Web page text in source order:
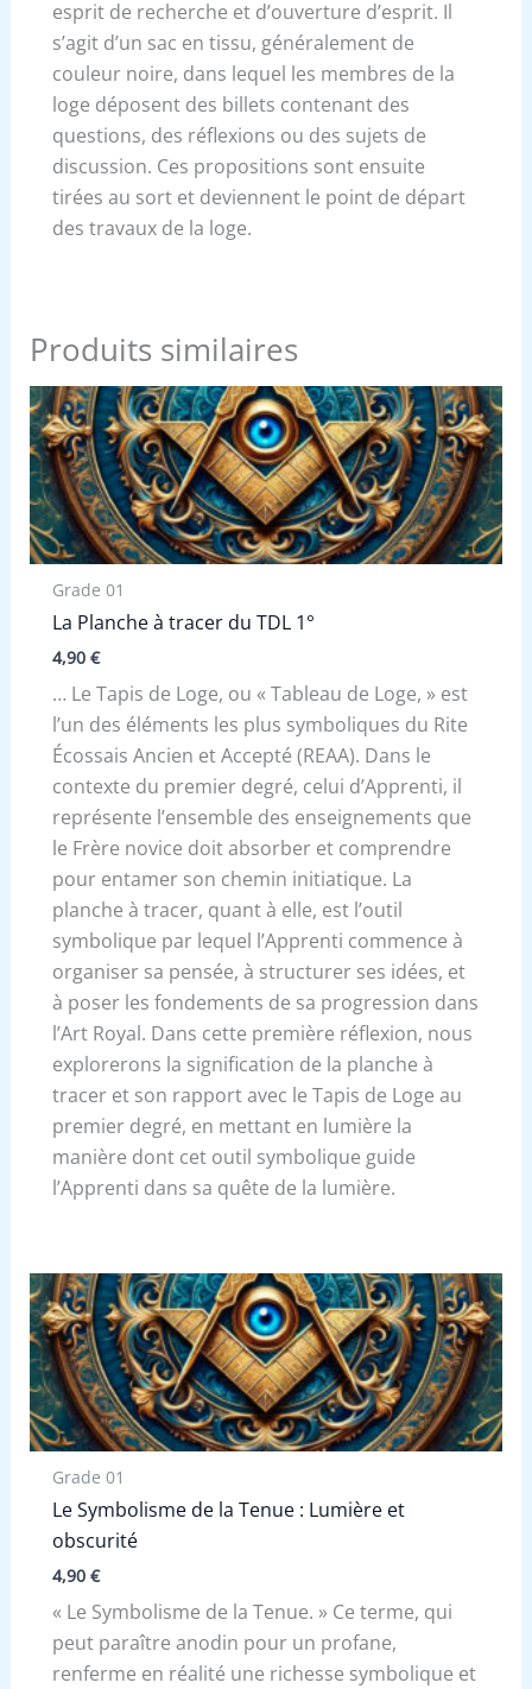
esprit de recherche et d’ouverture d’esprit. Il
s’agit d’un sac en tissu, généralement de
couleur noire, dans lequel les membres de la
loge déposent des billets contenant des
questions, des réflexions ou des sujets de
discussion. Ces propositions sont ensuite
tirées au sort et deviennent le point de départ
des travaux de la loge.
Produits similaires
Grade 01
La Planche à tracer du TDL 1°
4,90 €
… Le Tapis de Loge, ou « Tableau de Loge, » est
l’un des éléments les plus symboliques du Rite
Écossais Ancien et Accepté (REAA). Dans le
contexte du premier degré, celui d’Apprenti, il
représente l’ensemble des enseignements que
le Frère novice doit absorber et comprendre
pour entamer son chemin initiatique. La
planche à tracer, quant à elle, est l’outil
symbolique par lequel l’Apprenti commence à
organiser sa pensée, à structurer ses idées, et
à poser les fondements de sa progression dans
l’Art Royal. Dans cette première réflexion, nous
explorerons la signification de la planche à
tracer et son rapport avec le Tapis de Loge au
premier degré, en mettant en lumière la
manière dont cet outil symbolique guide
l’Apprenti dans sa quête de la lumière.
Grade 01
Le Symbolisme de la Tenue : Lumière et
obscurité
4,90 €
« Le Symbolisme de la Tenue. » Ce terme, qui
peut paraître anodin pour un profane,
renferme en réalité une richesse symbolique et